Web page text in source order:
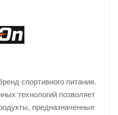
спортивного питания.
технологий позволяет
предназначенные